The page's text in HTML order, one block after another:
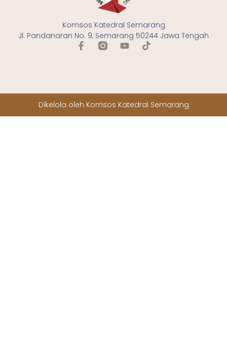
Komsos Katedral Semarang
Jl. Pandanaran No. 9, Semarang 50244 Jawa Tengah
Dikelola oleh Komsos Katedral Semarang